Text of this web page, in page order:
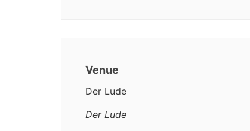
Venue
Der Lude
Der Lude